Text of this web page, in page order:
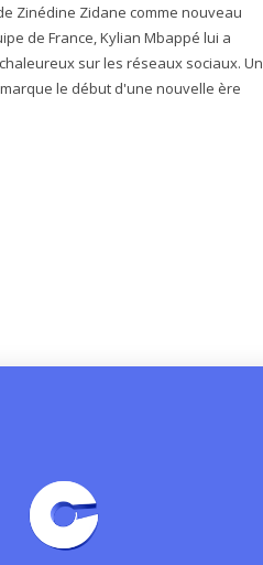
Zinédine Zidane comme nouveau
de France, Kylian Mbappé lui a
sur les réseaux sociaux. Un
le début d'une nouvelle ère